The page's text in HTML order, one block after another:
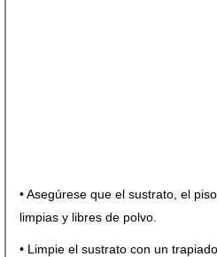
• Asegúrese que el sustrato, el
limpias y libres de polvo.
• Limpie el sustrato con un